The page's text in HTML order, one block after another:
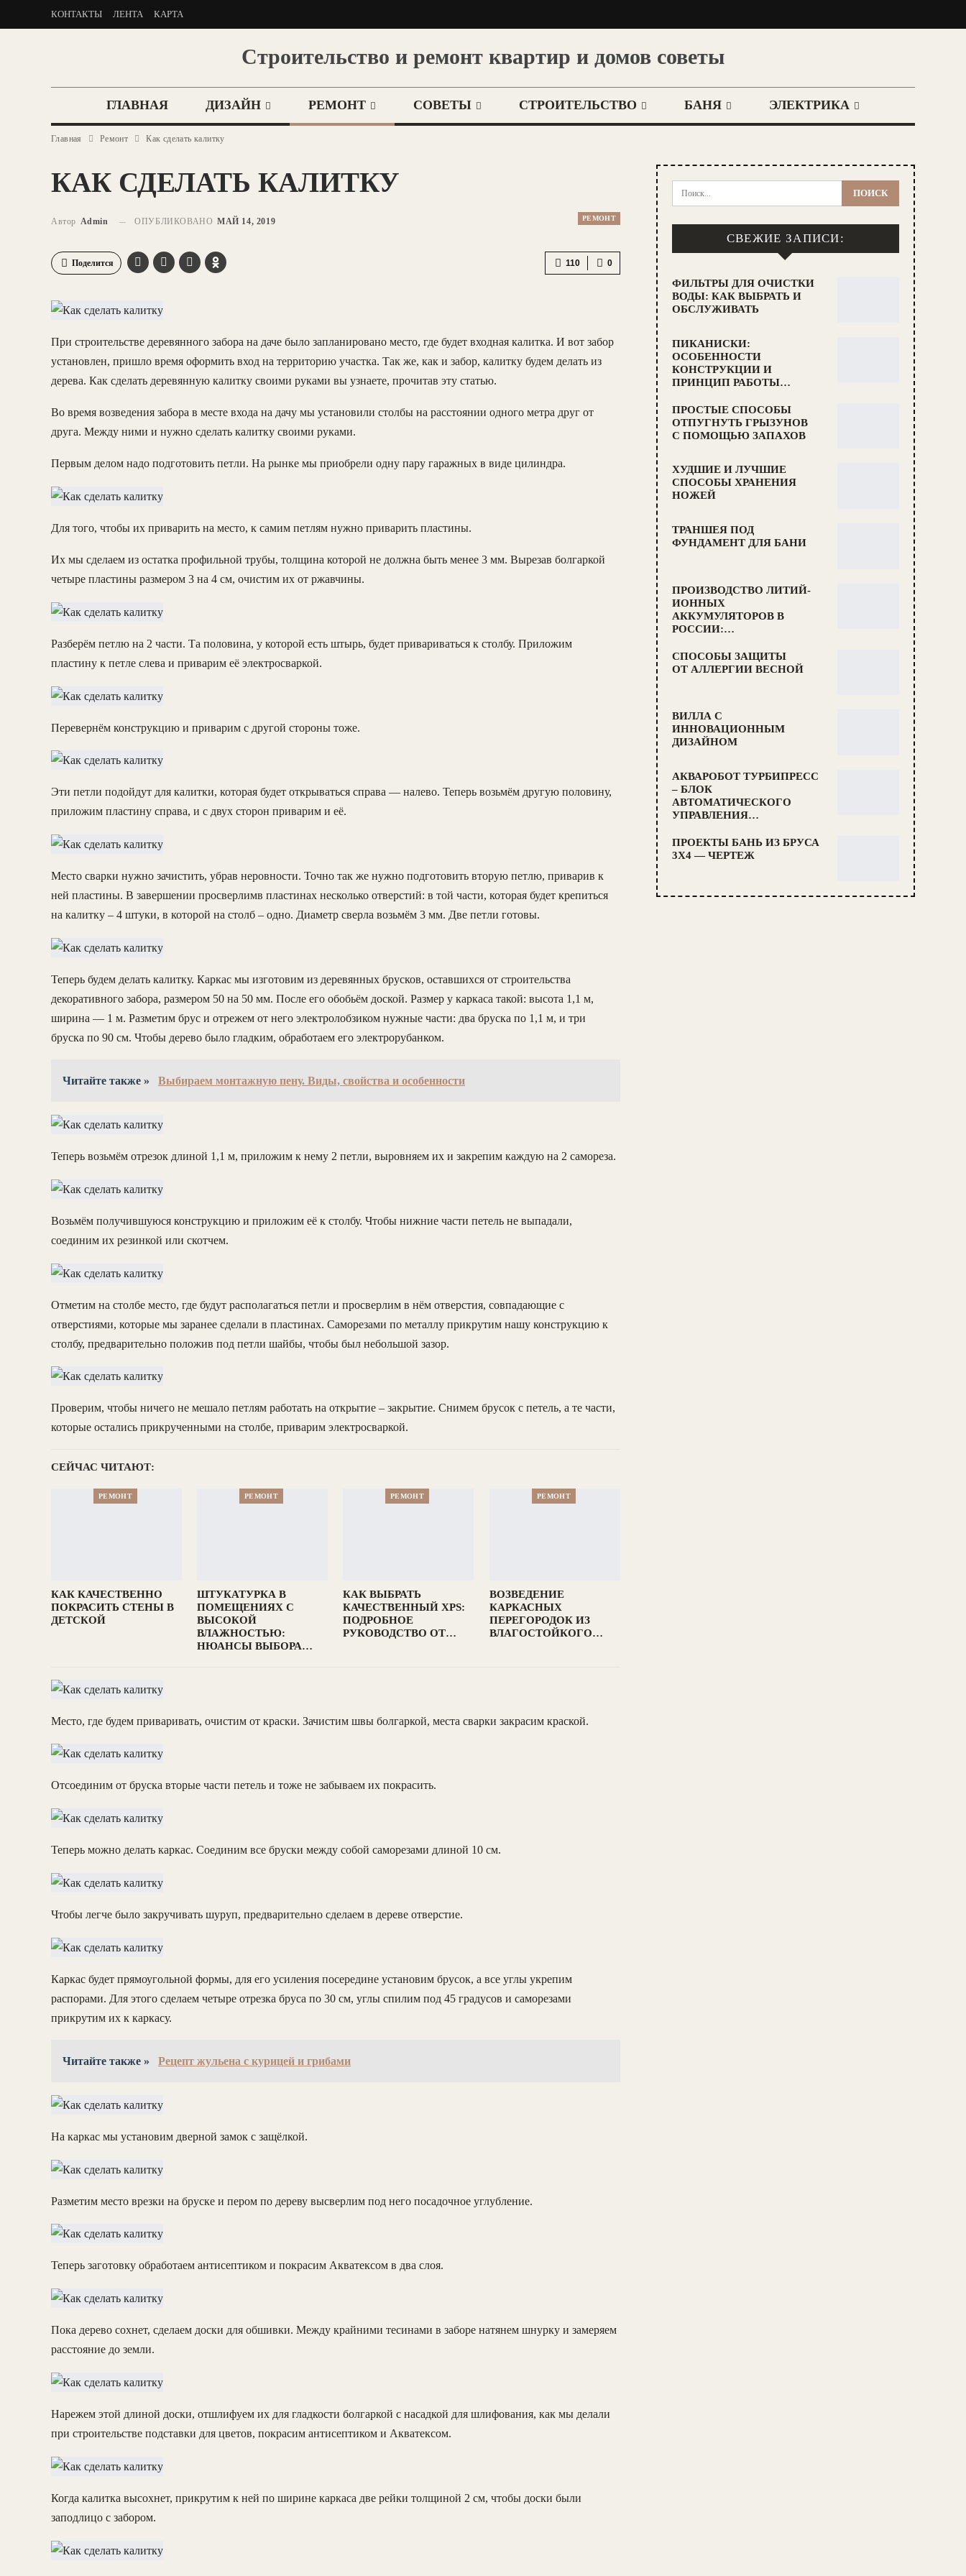
КОНТАКТЫ ЛЕНТА КАРТА
Строительство и ремонт квартир и домов советы
ГЛАВНАЯ ДИЗАЙН РЕМОНТ СОВЕТЫ СТРОИТЕЛЬСТВО БАНЯ ЭЛЕКТРИКА
Главная Ремонт Как сделать калитку
КАК СДЕЛАТЬ КАЛИТКУ
РЕМОНТ
Автор Admin ОПУБЛИКОВАНО МАЙ 14, 2019
0
110
Поделится
При строительстве деревянного забора на даче было запланировано место, где будет входная калитка. И вот забор
установлен, пришло время оформить вход на территорию участка. Так же, как и забор, калитку будем делать из
дерева. Как сделать деревянную калитку своими руками вы узнаете, прочитав эту статью.
Во время возведения забора в месте входа на дачу мы установили столбы на расстоянии одного метра друг от
друга. Между ними и нужно сделать калитку своими руками.
Первым делом надо подготовить петли. На рынке мы приобрели одну пару гаражных в виде цилиндра.
Для того, чтобы их приварить на место, к самим петлям нужно приварить пластины.
Их мы сделаем из остатка профильной трубы, толщина которой не должна быть менее 3 мм. Вырезав болгаркой
четыре пластины размером 3 на 4 см, очистим их от ржавчины.
Разберём петлю на 2 части. Та половина, у которой есть штырь, будет привариваться к столбу. Приложим
пластину к петле слева и приварим её электросваркой.
Перевернём конструкцию и приварим с другой стороны тоже.
Эти петли подойдут для калитки, которая будет открываться справа — налево. Теперь возьмём другую половину,
приложим пластину справа, и с двух сторон приварим и её.
Место сварки нужно зачистить, убрав неровности. Точно так же нужно подготовить вторую петлю, приварив к
ней пластины. В завершении просверлимв пластинах несколько отверстий: в той части, которая будет крепиться
на калитку – 4 штуки, в которой на столб – одно. Диаметр сверла возьмём 3 мм. Две петли готовы.
Теперь будем делать калитку. Каркас мы изготовим из деревянных брусков, оставшихся от строительства
декоративного забора, размером 50 на 50 мм. После его обобьём доской. Размер у каркаса такой: высота 1,1 м,
ширина — 1 м. Разметим брус и отрежем от него электролобзиком нужные части: два бруска по 1,1 м, и три
бруска по 90 см. Чтобы дерево было гладким, обработаем его электрорубанком.
Читайте также » Выбираем монтажную пену. Виды, свойства и особенности
Теперь возьмём отрезок длиной 1,1 м, приложим к нему 2 петли, выровняем их и закрепим каждую на 2 самореза.
Возьмём получившуюся конструкцию и приложим её к столбу. Чтобы нижние части петель не выпадали,
соединим их резинкой или скотчем.
Отметим на столбе место, где будут располагаться петли и просверлим в нём отверстия, совпадающие с
отверстиями, которые мы заранее сделали в пластинах. Саморезами по металлу прикрутим нашу конструкцию к
столбу, предварительно положив под петли шайбы, чтобы был небольшой зазор.
Проверим, чтобы ничего не мешало петлям работать на открытие – закрытие. Снимем брусок с петель, а те части,
которые остались прикрученными на столбе, приварим электросваркой.
СЕЙЧАС ЧИТАЮТ:
РЕМОНТ
КАК КАЧЕСТВЕННО
ПОКРАСИТЬ СТЕНЫ В
ДЕТСКОЙ
РЕМОНТ
ШТУКАТУРКА В
ПОМЕЩЕНИЯХ С
ВЫСОКОЙ
ВЛАЖНОСТЬЮ:
НЮАНСЫ ВЫБОРА…
РЕМОНТ
КАК ВЫБРАТЬ
КАЧЕСТВЕННЫЙ XPS:
ПОДРОБНОЕ
РУКОВОДСТВО ОТ…
РЕМОНТ
ВОЗВЕДЕНИЕ
КАРКАСНЫХ
ПЕРЕГОРОДОК ИЗ
ВЛАГОСТОЙКОГО…
Место, где будем приваривать, очистим от краски. Зачистим швы болгаркой, места сварки закрасим краской.
Отсоединим от бруска вторые части петель и тоже не забываем их покрасить.
Теперь можно делать каркас. Соединим все бруски между собой саморезами длиной 10 см.
Чтобы легче было закручивать шуруп, предварительно сделаем в дереве отверстие.
Каркас будет прямоугольной формы, для его усиления посередине установим брусок, а все углы укрепим
распорами. Для этого сделаем четыре отрезка бруса по 30 см, углы спилим под 45 градусов и саморезами
прикрутим их к каркасу.
Читайте также » Рецепт жульена с курицей и грибами
На каркас мы установим дверной замок с защёлкой.
Разметим место врезки на бруске и пером по дереву высверлим под него посадочное углубление.
Теперь заготовку обработаем антисептиком и покрасим Акватексом в два слоя.
Пока дерево сохнет, сделаем доски для обшивки. Между крайними тесинами в заборе натянем шнурку и замеряем
расстояние до земли.
Нарежем этой длиной доски, отшлифуем их для гладкости болгаркой с насадкой для шлифования, как мы делали
при строительстве подставки для цветов, покрасим антисептиком и Акватексом.
Когда калитка высохнет, прикрутим к ней по ширине каркаса две рейки толщиной 2 см, чтобы доски были
заподлицо с забором.
СВЕЖИЕ ЗАПИСИ:
ФИЛЬТРЫ ДЛЯ ОЧИСТКИ
ВОДЫ: КАК ВЫБРАТЬ И
ОБСЛУЖИВАТЬ
ПИКАНИСКИ:
ОСОБЕННОСТИ
КОНСТРУКЦИИ И
ПРИНЦИП РАБОТЫ…
ПРОСТЫЕ СПОСОБЫ
ОТПУГНУТЬ ГРЫЗУНОВ
С ПОМОЩЬЮ ЗАПАХОВ
ХУДШИЕ И ЛУЧШИЕ
СПОСОБЫ ХРАНЕНИЯ
НОЖЕЙ
ТРАНШЕЯ ПОД
ФУНДАМЕНТ ДЛЯ БАНИ
ПРОИЗВОДСТВО ЛИТИЙ-
ИОННЫХ
АККУМУЛЯТОРОВ В
РОССИИ:…
СПОСОБЫ ЗАЩИТЫ
ОТ АЛЛЕРГИИ ВЕСНОЙ
ВИЛЛА С
ИННОВАЦИОННЫМ
ДИЗАЙНОМ
АКВАРОБОТ ТУРБИПРЕСС
– БЛОК
АВТОМАТИЧЕСКОГО
УПРАВЛЕНИЯ…
ПРОЕКТЫ БАНЬ ИЗ БРУСА
3Х4 — ЧЕРТЕЖ